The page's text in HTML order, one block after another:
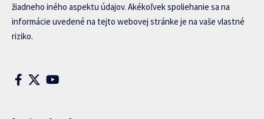
žiadneho iného aspektu údajov. Akékoľvek spoliehanie sa na
informácie uvedené na tejto webovej stránke je na vaše vlastné
riziko.